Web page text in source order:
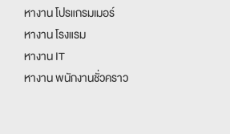
หางาน โปรแกรมเมอร์
หางาน โรงแรม
หางาน IT
หางาน พนักงานชั่วคราว